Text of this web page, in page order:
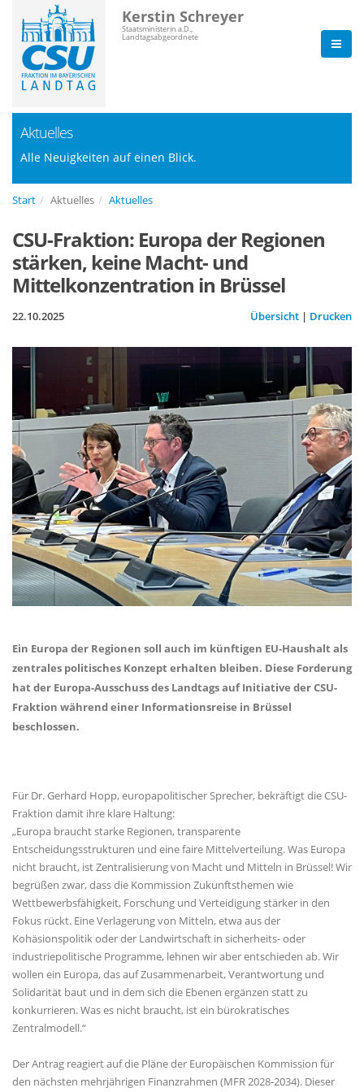
Kerstin Schreyer
Staatsministerin a.D.,
Landtagsabgeordnete
Aktuelles
Alle Neuigkeiten auf einen Blick.
Start Aktuelles Aktuelles
CSU-Fraktion: Europa der Regionen
stärken, keine Macht- und
Mittelkonzentration in Brüssel
22.10.2025 Übersicht | Drucken
Ein Europa der Regionen soll auch im künftigen EU-Haushalt als
zentrales politisches Konzept erhalten bleiben. Diese Forderung
hat der Europa-Ausschuss des Landtags auf Initiative der CSU-
Fraktion während einer Informationsreise in Brüssel
beschlossen.
Für Dr. Gerhard Hopp, europapolitischer Sprecher, bekräftigt die CSU-
Fraktion damit ihre klare Haltung:
Europa braucht starke Regionen, transparente
Entscheidungsstrukturen und eine faire Mittelverteilung. Was Europa
nicht braucht, ist Zentralisierung von Macht und Mitteln in Brüssel! Wir
begrüßen zwar, dass die Kommission Zukunftsthemen wie
Wettbewerbsfähigkeit, Forschung und Verteidigung stärker in den
Fokus rückt. Eine Verlagerung von Mitteln, etwa aus der
Kohäsionspolitik oder der Landwirtschaft in sicherheits- oder
industriepolitische Programme, lehnen wir aber entschieden ab. Wir
wollen ein Europa, das auf Zusammenarbeit, Verantwortung und
Solidarität baut und in dem sich die Ebenen ergänzen statt zu
konkurrieren. Was es nicht braucht, ist ein bürokratisches
Zentralmodell.“
Der Antrag reagiert auf die Pläne der Europäischen Kommission für
den nächsten mehrjährigen Finanzrahmen (MFR 2028-2034). Dieser